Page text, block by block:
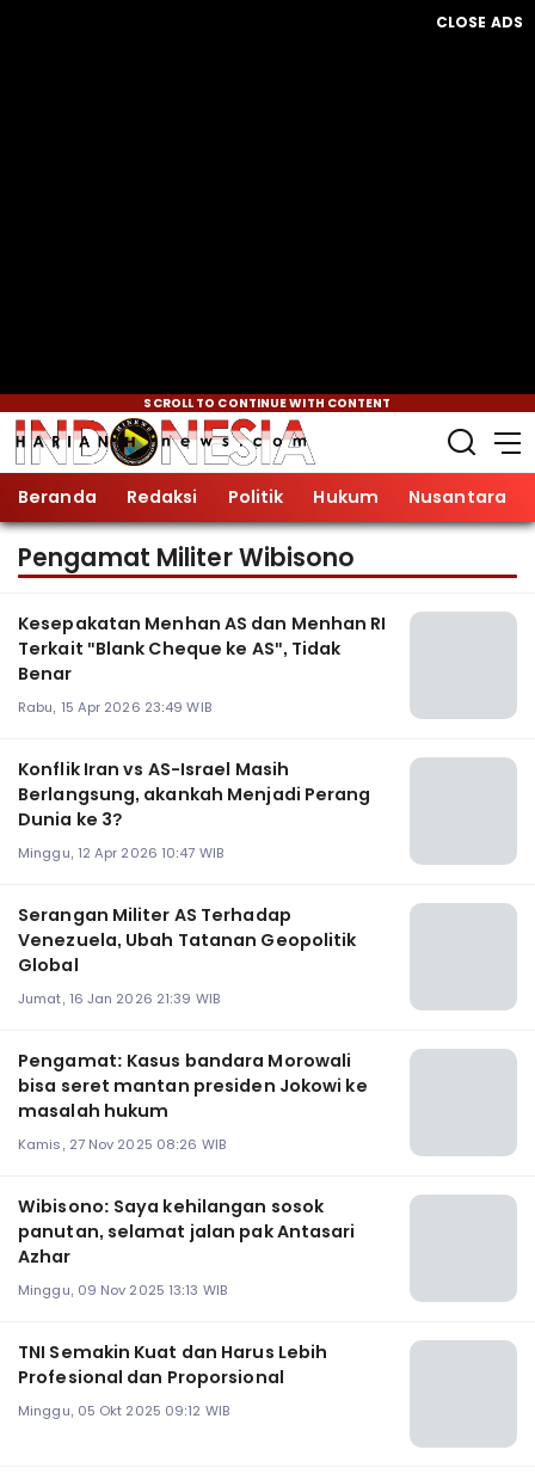
CLOSE ADS
SCROLL TO CONTINUE WITH CONTENT
Beranda Redaksi Politik Hukum Nusantara
Pengamat Militer Wibisono
Kesepakatan Menhan AS dan Menhan RI
Terkait "Blank Cheque ke AS", Tidak
Benar
Rabu, 15 Apr 2026 23:49 WIB
Konflik Iran vs AS-Israel Masih
Berlangsung, akankah Menjadi Perang
Dunia ke 3?
Minggu, 12 Apr 2026 10:47 WIB
Serangan Militer AS Terhadap
Venezuela, Ubah Tatanan Geopolitik
Global
Jumat, 16 Jan 2026 21:39 WIB
Pengamat: Kasus bandara Morowali
bisa seret mantan presiden Jokowi ke
masalah hukum
Kamis, 27 Nov 2025 08:26 WIB
Wibisono: Saya kehilangan sosok
panutan, selamat jalan pak Antasari
Azhar
Minggu, 09 Nov 2025 13:13 WIB
TNI Semakin Kuat dan Harus Lebih
Profesional dan Proporsional
Minggu, 05 Okt 2025 09:12 WIB